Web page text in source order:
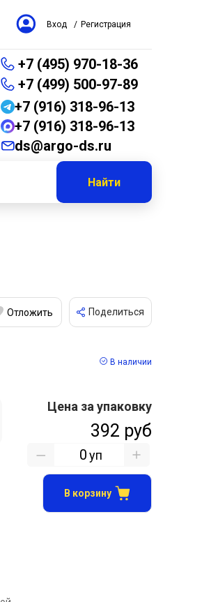
Вход / Регистрация
+7 (495) 970-18-36
+7 (499) 500-97-89
+7 (916) 318-96-13
+7 (916) 318-96-13
ds@argo-ds.ru
Найти
Отложить Поделиться
В наличии
Цена за упаковку
392 руб
уп
В корзину